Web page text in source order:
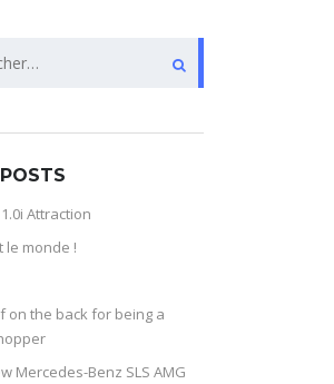
1.0i Attraction
le monde !
on the back for being a
Mercedes-Benz SLS AMG